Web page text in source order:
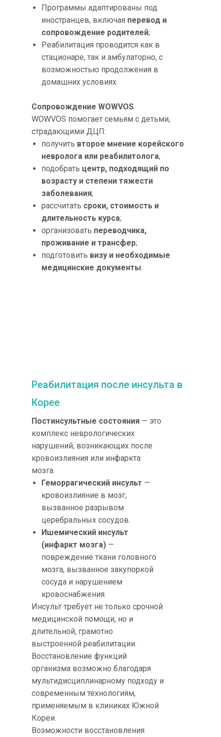
Программы адаптированы под
иностранцев, включая перевод и
сопровождение родителей;
Реабилитация проводится как в
стационаре, так и амбулаторно, с
возможностью продолжения в
домашних условиях.
Сопровождение WOWVOS
WOWVOS помогает семьям с детьми,
страдающими ДЦП:
получить второе мнение корейского
невролога или реабилитолога;
подобрать центр, подходящий по
возрасту и степени тяжести
заболевания;
рассчитать сроки, стоимость и
длительность курса;
организовать переводчика,
проживание и трансфер;
подготовить визу и необходимые
медицинские документы.
Постинсультные состояния — это
комплекс неврологических
нарушений, возникающих после
кровоизлияния или инфаркта
мозга.
Геморрагический инсульт —
кровоизлияние в мозг,
вызванное разрывом
церебральных сосудов.
Ишемический инсульт
(инфаркт мозга) —
повреждение ткани головного
мозга, вызванное закупоркой
сосуда и нарушением
кровоснабжения.
Инсульт требует не только срочной
медицинской помощи, но и
длительной, грамотно
выстроенной реабилитации.
Восстановление функций
организма возможно благодаря
мультидисциплинарному подходу и
современным технологиям,
применяемым в клиниках Южной
Кореи.
Возможности восстановления
Реабилитация после инсульта в
Корее